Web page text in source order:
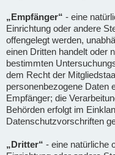
„Empfänger“ - eine
Einrichtung oder andere
offengelegt werden,
einen Dritten handelt oder
bestimmten
dem Recht der
personenbezogene Daten
Empfänger; die
Behörden erfolgt im
Datenschutzvorschriften
„Dritter“ - eine natürliche